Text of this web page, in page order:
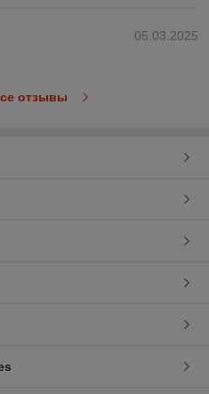
05.03.2025
отзывы